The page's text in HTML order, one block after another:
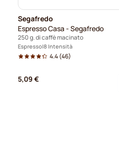
Segafredo
Espresso Casa - Segafredo
250 g. di caffè macinato
Espresso 8 Intensità
4.4(46)
5,09 €